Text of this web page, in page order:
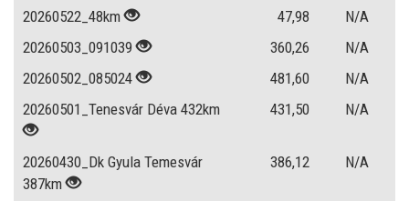
20260522_48km
47,98
N/A
20260503_091039
360,26
N/A
20260502_085024
481,60
N/A
20260501_Tenesvár Déva 432km
431,50 N/A
20260430_Dk Gyula Temesvár
387km
386,12 N/A